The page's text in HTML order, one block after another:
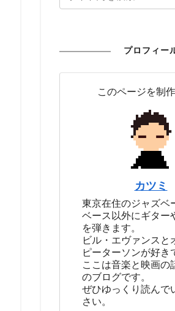
プロフィー
このページを制
カツミ
東京在住のジャズベ
ベース以外にギター
を弾きます。
ビル・エヴァンスと
ピーターソンが好き
ここは音楽と映画の
のブログです。
ぜひゆっくり読んで
さい。